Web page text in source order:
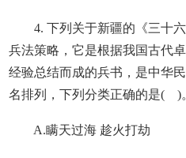
4. 下列关于新疆的《三十六
兵法策略，它是根据我国古代
经验总结而成的兵书，是中华
名排列，下列分类正确的是( )
A.瞒天过海 趁火打劫